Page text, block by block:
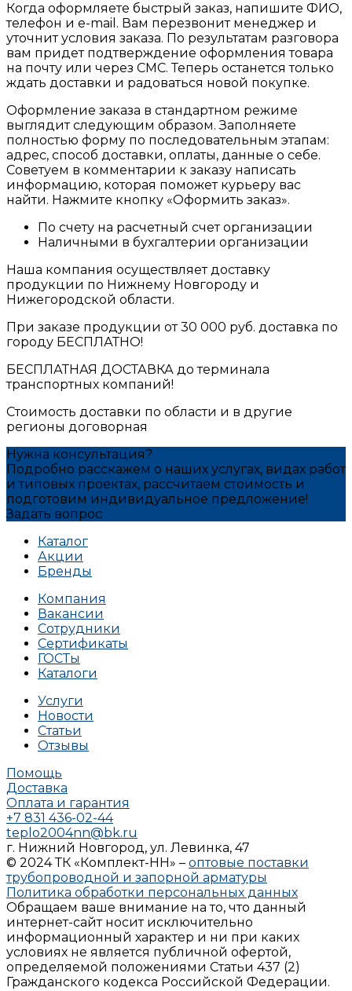
Когда оформляете быстрый заказ, напишите ФИО,
телефон и e-mail. Вам перезвонит менеджер и
уточнит условия заказа. По результатам разговора
вам придет подтверждение оформления товара
на почту или через СМС. Теперь останется только
ждать доставки и радоваться новой покупке.
Оформление заказа в стандартном режиме
выглядит следующим образом. Заполняете
полностью форму по последовательным этапам:
адрес, способ доставки, оплаты, данные о себе.
Советуем в комментарии к заказу написать
информацию, которая поможет курьеру вас
найти. Нажмите кнопку «Оформить заказ».
По счету на расчетный счет организации
Наличными в бухгалтерии организации
Наша компания осуществляет доставку
продукции по Нижнему Новгороду и
Нижегородской области.
При заказе продукции от 30 000 руб. доставка по
городу БЕСПЛАТНО!
БЕСПЛАТНАЯ ДОСТАВКА до терминала
транспортных компаний!
Стоимость доставки по области и в другие
регионы договорная
Нужна консультация?
Подробно расскажем о наших услугах, видах работ
и типовых проектах, рассчитаем стоимость и
подготовим индивидуальное предложение!
Задать вопрос
Каталог
Акции
Бренды
Компания
Вакансии
Сотрудники
Сертификаты
ГОСТы
Каталоги
Услуги
Новости
Статьи
Отзывы
Помощь
Доставка
Оплата и гарантия
+7 831 436-02-44
teplo2004nn@bk.ru
г. Нижний Новгород, ул. Левинка, 47
© 2024 ТК «Комплект-НН» – оптовые поставки
трубопроводной и запорной арматуры
Политика обработки персональных данных
Обращаем ваше внимание на то, что данный
интернет-сайт носит исключительно
информационный характер и ни при каких
условиях не является публичной офертой,
определяемой положениями Статьи 437 (2)
Гражданского кодекса Российской Федерации.